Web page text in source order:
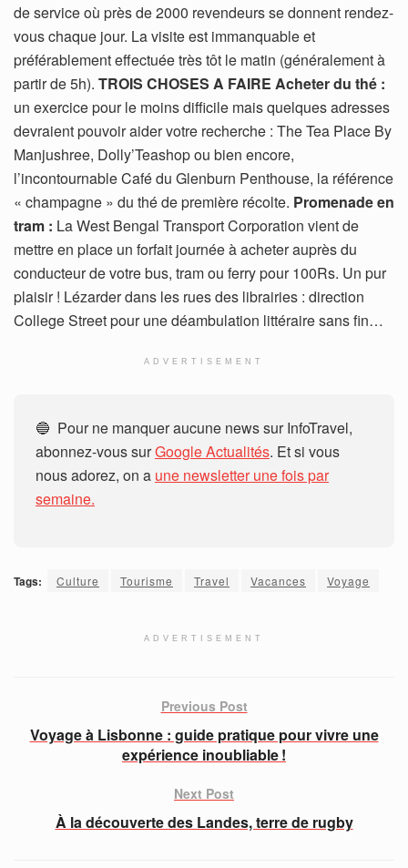
de service où près de 2000 revendeurs se donnent rendez-
vous chaque jour. La visite est immanquable et
préférablement effectuée très tôt le matin (généralement à
partir de 5h). TROIS CHOSES A FAIRE Acheter du thé :
un exercice pour le moins difficile mais quelques adresses
devraient pouvoir aider votre recherche : The Tea Place By
Manjushree, Dolly’Teashop ou bien encore,
l’incontournable Café du Glenburn Penthouse, la référence
« champagne » du thé de première récolte. Promenade en
tram : La West Bengal Transport Corporation vient de
mettre en place un forfait journée à acheter auprès du
conducteur de votre bus, tram ou ferry pour 100Rs. Un pur
plaisir ! Lézarder dans les rues des librairies : direction
College Street pour une déambulation littéraire sans fin…
ADVERTISEMENT
🔵 Pour ne manquer aucune news sur InfoTravel,
abonnez-vous surGoogle Actualités. Et si vous
nous adorez, on a une newsletter une fois par
semaine.
Tags: Culture Tourisme Travel Vacances Voyage
ADVERTISEMENT
Previous Post
Voyage à Lisbonne : guide pratique pour vivre une
expérience inoubliable !
Next Post
À la découverte des Landes, terre de rugby